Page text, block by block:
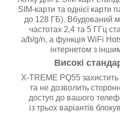
SIM-карти та однієї карти
до 128 ГБ). Вбудований
частотах 2,4 та 5 ГГц
a/b/g/n, а функція WiFi
інтернетом з
Високі
X-TREME PQ55
та не дозволить
доступ до вашого
із трьох варіантів